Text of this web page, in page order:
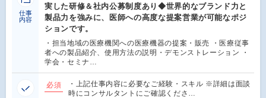
仕事
内容
実した研修＆社内公募制度あり◆世界的なブランド力と
製品力を強みに、医師への高度な提案営業が可能なポジ
ションです。
・担当地域の医療機関への医療機器の提案・販売 ・医療従事
者への製品紹介、使用方法の説明・デモンストレーション ・
学会・セミナ…
必須
・上記仕事内容に必要なご経験・スキル ※詳細は面談
時にコンサルタントにご確認くださ…